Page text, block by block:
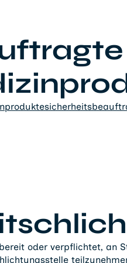
oder verpflichtet, an